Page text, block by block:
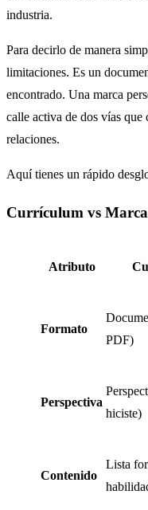
industria.
Para decirlo de manera
limitaciones. Es un
encontrado. Una marca
calle activa de dos vías que
relaciones.
Aquí tienes un rápido
Currículum vs
Atributo
Formato
PDF)
Perspectiva
hiciste)
Contenido
Lista